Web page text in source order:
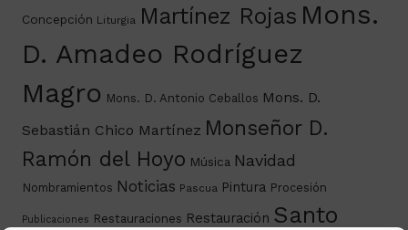
Concepción Liturgia Martínez Rojas Mons.
D. Amadeo Rodríguez
Magro Mons. D. Antonio Ceballos Mons. D.
Sebastián Chico Martínez Monseñor D.
Ramón del Hoyo Música Navidad
Nombramientos Noticias Pascua Pintura Procesión
Publicaciones Restauraciones Restauración Santo